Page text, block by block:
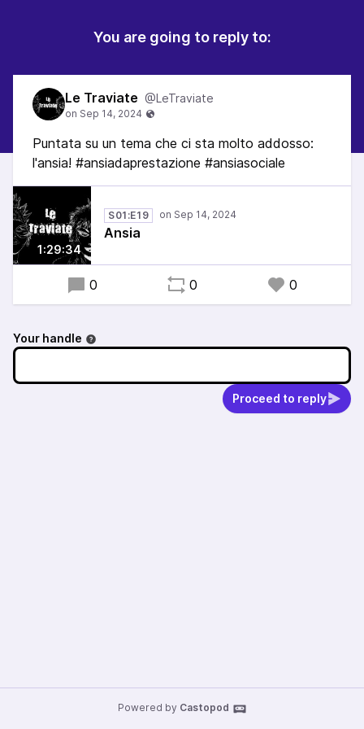
You are going to reply to:
Le Traviate @LeTraviate
Puntata su un tema che ci sta molto addosso:
l'ansia! #ansiadaprestazione #ansiasociale
1:29:34
S01:E19
Ansia
0 0 0
Your handle
Proceed to reply
Powered by Castopod